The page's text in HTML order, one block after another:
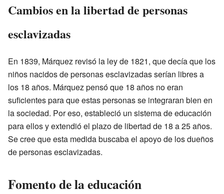
Cambios en la libertad de personas
esclavizadas
En 1839, Márquez revisó la ley de 1821, que decía que los
niños nacidos de personas esclavizadas serían libres a
los 18 años. Márquez pensó que 18 años no eran
suficientes para que estas personas se integraran bien en
la sociedad. Por eso, estableció un sistema de educación
para ellos y extendió el plazo de libertad de 18 a 25 años.
Se cree que esta medida buscaba el apoyo de los dueños
de personas esclavizadas.
Fomento de la educación